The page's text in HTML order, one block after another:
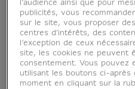
l’audience ainsi que pour
publicités, vous
sur le site, vous proposer
centres d'intérêts, des
l’exception de ceux
site, les cookies ne peuvent
consentement. Vous pouvez
utilisant les boutons ci-après
moment en cliquant sur la